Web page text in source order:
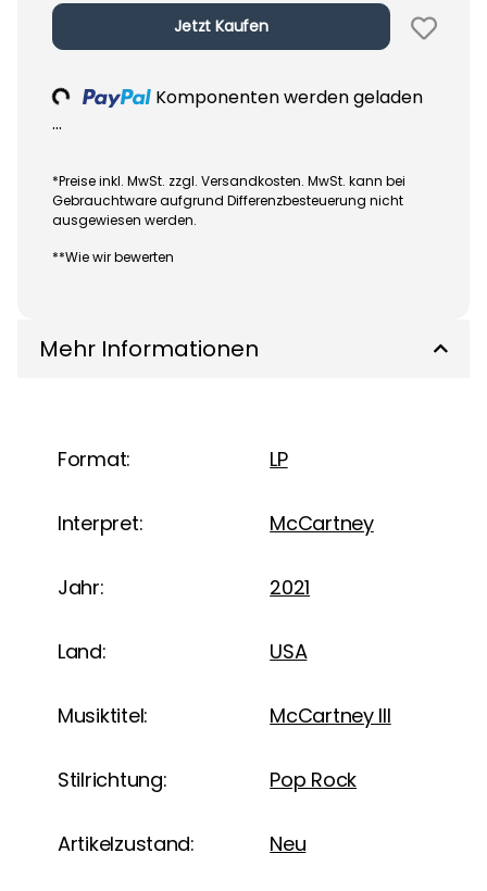
Jetzt Kaufen
Loading...
Komponenten werden geladen
...
*Preise inkl. MwSt. zzgl. Versandkosten. MwSt. kann bei
Gebrauchtware aufgrund Differenzbesteuerung nicht
ausgewiesen werden.
**Wie wir bewerten
Mehr Informationen
Format: LP
Interpret: McCartney
Jahr: 2021
Land: USA
Musiktitel: McCartney III
Stilrichtung: Pop Rock
Artikelzustand: Neu